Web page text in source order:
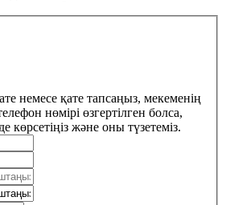
немесе қате тапсаңыз, мекеменің
нөмірі өзгертілген болса,
көрсетіңіз және оны түзетеміз.